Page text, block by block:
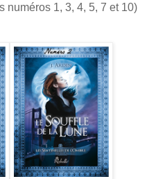
numéros 1, 3, 4, 5, 7 et 10)